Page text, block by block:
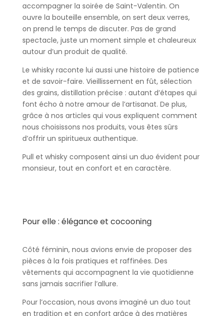
accompagner la soirée de Saint-Valentin. On
ouvre la bouteille ensemble, on sert deux verres,
on prend le temps de discuter. Pas de grand
spectacle, juste un moment simple et chaleureux
autour d’un produit de qualité.
Le whisky raconte lui aussi une histoire de patience
et de savoir-faire. Vieillissement en fût, sélection
des grains, distillation précise : autant d’étapes qui
font écho à notre amour de l’artisanat. De plus,
grâce à nos articles qui vous expliquent comment
nous choisissons nos produits, vous êtes sûrs
d’offrir un spiritueux authentique.
Pull et whisky composent ainsi un duo évident pour
monsieur, tout en confort et en caractère.
Pour elle : élégance et cocooning
Côté féminin, nous avions envie de proposer des
pièces à la fois pratiques et raffinées. Des
vêtements qui accompagnent la vie quotidienne
sans jamais sacrifier l’allure.
Pour l’occasion, nous avons imaginé un duo tout
en tradition et en confort grâce à des matières